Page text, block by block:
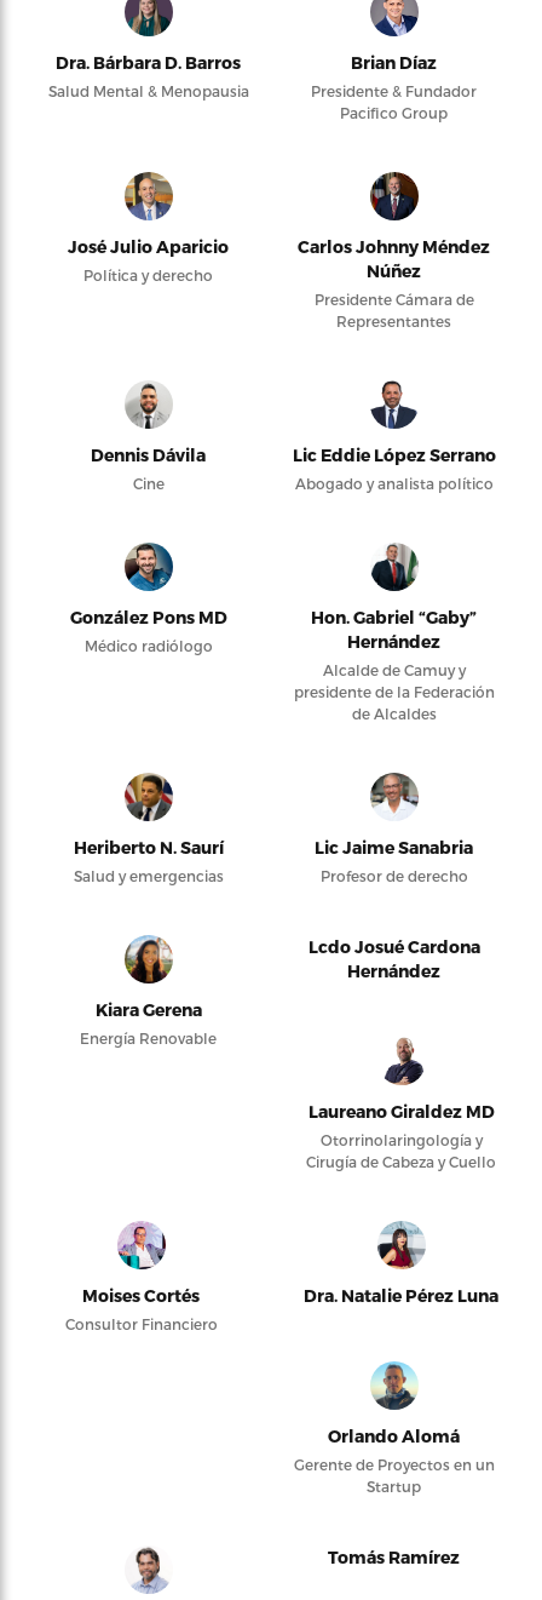
Dra. Bárbara D. Barros
Salud Mental & Menopausia
Brian Díaz
Presidente & Fundador
Pacifico Group
José Julio Aparicio
Política y derecho
Carlos Johnny Méndez
Núñez
Presidente Cámara de
Representantes
Dennis Dávila
Cine
Lic Eddie López Serrano
Abogado y analista político
González Pons MD
Médico radiólogo
Hon. Gabriel “Gaby”
Hernández
Alcalde de Camuy y
presidente de la Federación
de Alcaldes
Heriberto N. Saurí
Salud y emergencias
Lic Jaime Sanabria
Profesor de derecho
Kiara Gerena
Energía Renovable
Lcdo Josué Cardona
Hernández
Laureano Giraldez MD
Otorrinolaringología y
Cirugía de Cabeza y Cuello
Moises Cortés
Consultor Financiero
Dra. Natalie Pérez Luna
Orlando Alomá
Gerente de Proyectos en un
Startup
Tomás Ramírez